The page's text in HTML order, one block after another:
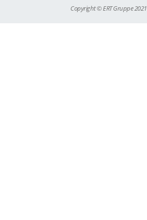
Copyright © ERT Gruppe 2021